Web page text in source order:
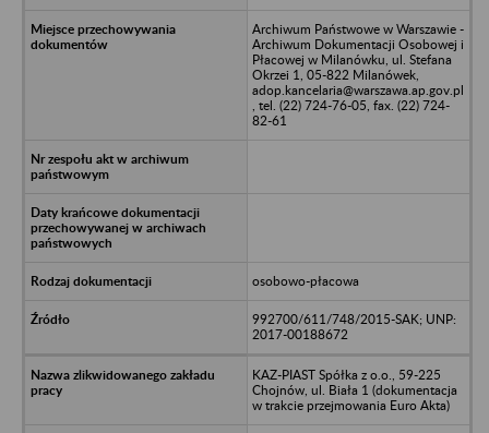
Archiwum Państwowe w Warszawie -
Archiwum Dokumentacji Osobowej i
Płacowej w Milanówku, ul. Stefana
Okrzei 1, 05-822 Milanówek,
adop.kancelaria@warszawa.ap.gov.pl
, tel. (22) 724-76-05, fax. (22) 724-
82-61
osobowo-płacowa
992700/611/748/2015-SAK; UNP:
2017-00188672
KAZ-PIAST Spółka z o.o., 59-225
Chojnów, ul. Biała 1 (dokumentacja
w trakcie przejmowania Euro Akta)